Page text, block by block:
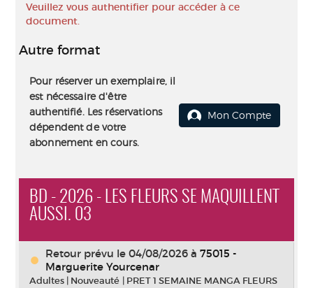
Veuillez vous authentifier pour accéder à ce
document.
Autre format
Pour réserver un exemplaire, il
est nécessaire d'être
authentifié. Les réservations
dépendent de votre
abonnement en cours.
Mon Compte
BD - 2026 - LES FLEURS SE MAQUILLENT
AUSSI. 03
Retour prévu le 04/08/2026 à 75015 -
Marguerite Yourcenar
Adultes | Nouveauté | PRET 1 SEMAINE MANGA FLEURS